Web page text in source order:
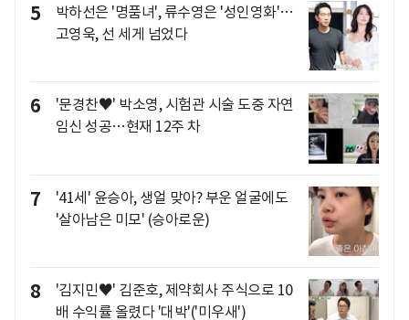
5
박하선은 '명품녀', 류수영은 '성인영화'…
고영욱, 선 세게 넘었다
6
'문경찬♥' 박소영, 시험관 시술 도중 자연
임신 성공…현재 12주 차
7
'41세' 윤승아, 생얼 맞아? 부운 얼굴에도
'살아남은 미모' (승아로운)
8
'김지민♥' 김준호, 제약회사 주식으로 10
배 수익률 올렸다 '대박'('미우새')